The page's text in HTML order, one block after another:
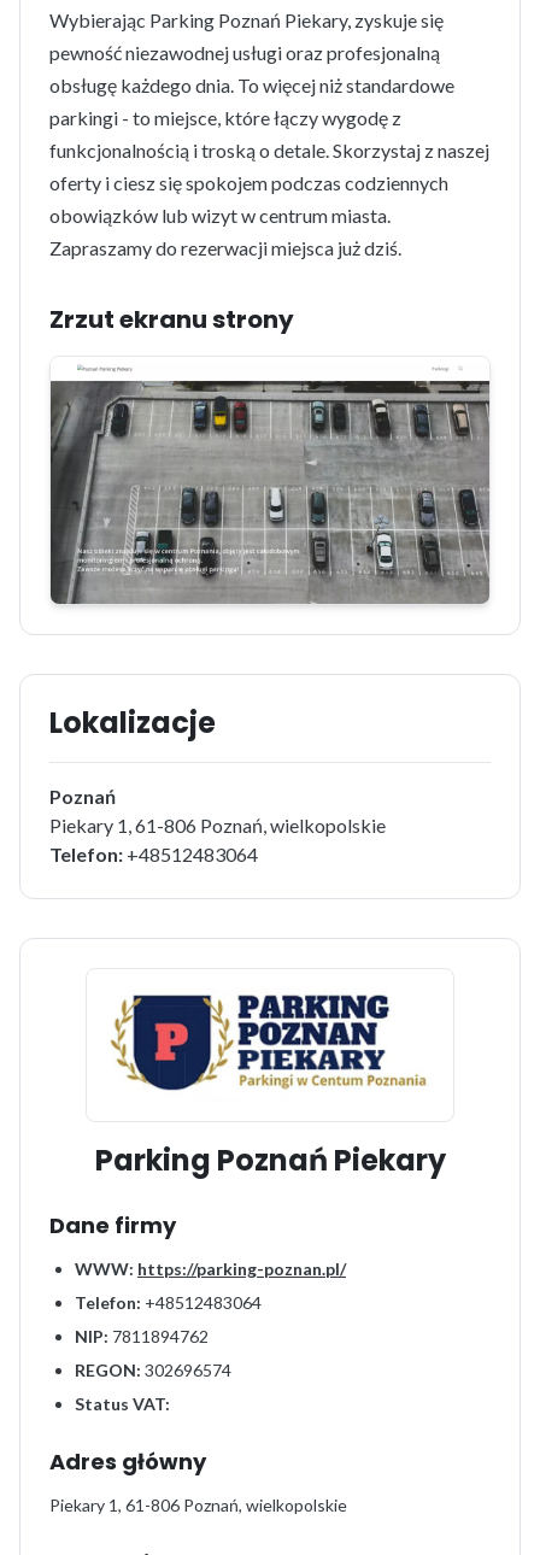
Wybierając Parking Poznań Piekary, zyskuje się
pewność niezawodnej usługi oraz profesjonalną
obsługę każdego dnia. To więcej niż standardowe
parkingi - to miejsce, które łączy wygodę z
funkcjonalnością i troską o detale. Skorzystaj z naszej
oferty i ciesz się spokojem podczas codziennych
obowiązków lub wizyt w centrum miasta.
Zapraszamy do rezerwacji miejsca już dziś.
Zrzut ekranu strony
Lokalizacje
Poznań
Piekary 1, 61-806 Poznań, wielkopolskie
Telefon: +48512483064
Parking Poznań Piekary
Dane firmy
WWW: https://parking-poznan.pl/
Telefon: +48512483064
NIP: 7811894762
REGON: 302696574
Status VAT:
Adres główny
Piekary 1, 61-806 Poznań, wielkopolskie